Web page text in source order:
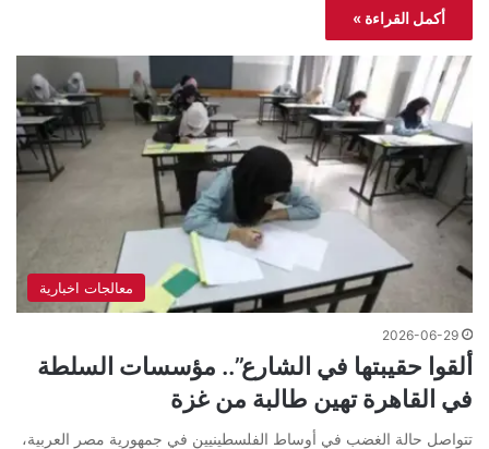
أكمل القراءة »
معالجات اخبارية
2026-06-29
ألقوا حقيبتها في الشارع”.. مؤسسات السلطة
في القاهرة تهين طالبة من غزة
تتواصل حالة الغضب في أوساط الفلسطينيين في جمهورية مصر العربية،